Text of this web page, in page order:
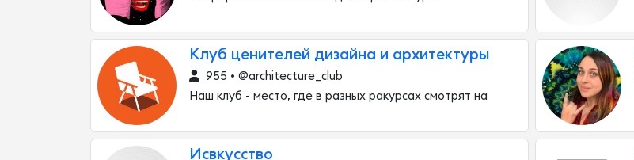
Клуб ценителей дизайна и архитектуры
955 • @architecture_club
Наш клуб - место, где в разных ракурсах смотрят на
Исвкусство